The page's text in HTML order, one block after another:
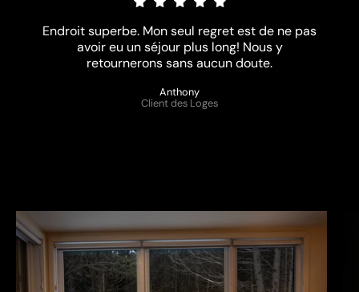
Endroit superbe. Mon seul regret est de ne pas
avoir eu un séjour plus long! Nous y
retournerons sans aucun doute.
Anthony
Client des Loges